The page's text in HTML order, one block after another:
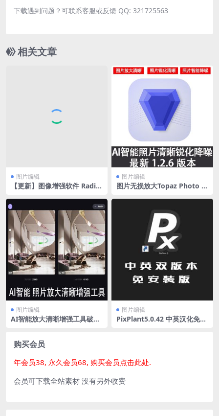
下载遇到问题？可联系客服或反馈 QQ: 321725563
相关文章
图片编辑
【更新】图像增强软件 Radia
图片编辑
图片无损放大Topaz Photo A
图片编辑
AI智能放大清晰增强工具破解
图片编辑
PixPlant5.0.42 中英汉化免安
购买会员
年会员38, 永久会员68, 购买会员点击此处.
会员可下载全站素材 没有另外收费